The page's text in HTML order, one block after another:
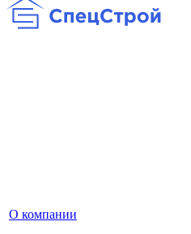
О компании